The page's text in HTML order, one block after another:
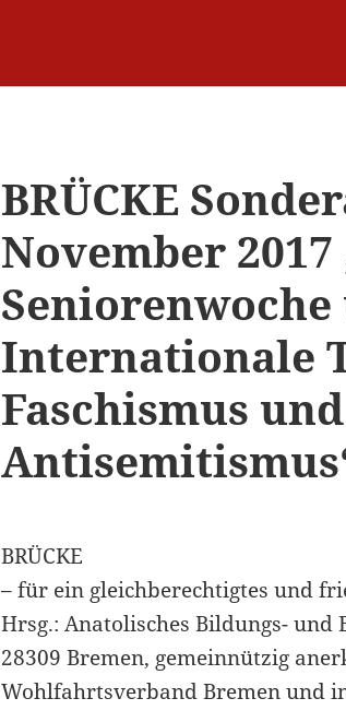
BRÜCKE
November
Internationale
Faschismus und
BRÜCKE
– für ein gleichberechtigtes und
Hrsg.: Anatolisches Bildungs- und
28309 Bremen, gemeinnützig
Wohlfahrtsverband Bremen und